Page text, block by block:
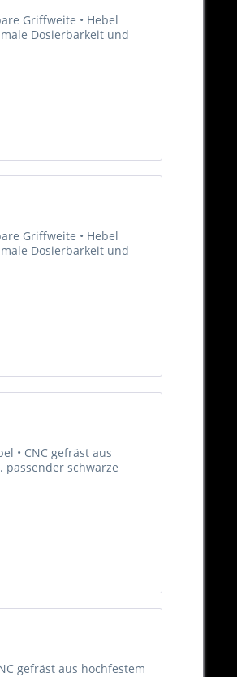
Griffweite • Hebel
Dosierbarkeit und
Griffweite • Hebel
Dosierbarkeit und
• CNC gefräst aus
passender schwarze
gefräst aus hochfestem